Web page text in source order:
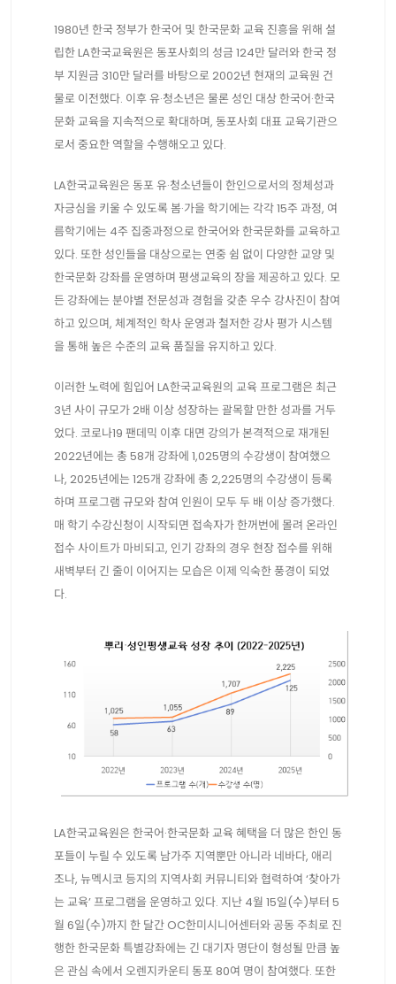
1980년 한국 정부가 한국어 및 한국문화 교육 진흥을 위해 설
립한 LA한국교육원은 동포사회의 성금 124만 달러와 한국 정
부 지원금 310만 달러를 바탕으로 2002년 현재의 교육원 건
물로 이전했다. 이후 유·청소년은 물론 성인 대상 한국어·한국
문화 교육을 지속적으로 확대하며, 동포사회 대표 교육기관으
로서 중요한 역할을 수행해오고 있다.
LA한국교육원은 동포 유·청소년들이 한인으로서의 정체성과
자긍심을 키울 수 있도록 봄·가을 학기에는 각각 15주 과정, 여
름학기에는 4주 집중과정으로 한국어와 한국문화를 교육하고
있다. 또한 성인들을 대상으로는 연중 쉼 없이 다양한 교양 및
한국문화 강좌를 운영하며 평생교육의 장을 제공하고 있다. 모
든 강좌에는 분야별 전문성과 경험을 갖춘 우수 강사진이 참여
하고 있으며, 체계적인 학사 운영과 철저한 강사 평가 시스템
을 통해 높은 수준의 교육 품질을 유지하고 있다.
이러한 노력에 힘입어 LA한국교육원의 교육 프로그램은 최근
3년 사이 규모가 2배 이상 성장하는 괄목할 만한 성과를 거두
었다. 코로나19 팬데믹 이후 대면 강의가 본격적으로 재개된
2022년에는 총 58개 강좌에 1,025명의 수강생이 참여했으
나, 2025년에는 125개 강좌에 총 2,225명의 수강생이 등록
하며 프로그램 규모와 참여 인원이 모두 두 배 이상 증가했다.
매 학기 수강신청이 시작되면 접속자가 한꺼번에 몰려 온라인
접수 사이트가 마비되고, 인기 강좌의 경우 현장 접수를 위해
새벽부터 긴 줄이 이어지는 모습은 이제 익숙한 풍경이 되었
다.
LA한국교육원은 한국어·한국문화 교육 혜택을 더 많은 한인 동
포들이 누릴 수 있도록 남가주 지역뿐만 아니라 네바다, 애리
조나, 뉴멕시코 등지의 지역사회 커뮤니티와 협력하여 ‘찾아가
는 교육’ 프로그램을 운영하고 있다. 지난 4월 15일(수)부터 5
월 6일(수)까지 한 달간 OC한미시니어센터와 공동 주최로 진
행한 한국문화 특별강좌에는 긴 대기자 명단이 형성될 만큼 높
은 관심 속에서 오렌지카운티 동포 80여 명이 참여했다. 또한